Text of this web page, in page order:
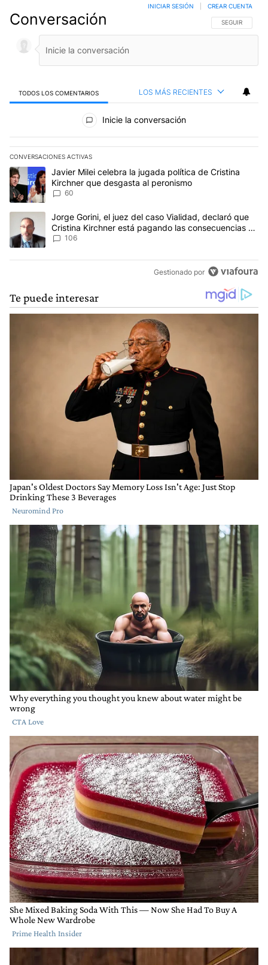
Conversación SIGA ESTA
SEGUIR
INICIAR SESIÓN CREAR CUENTA
TODOS LOS COMENTARIOS LOS MÁS RECIENTES
Todos los comentarios
Inicie la conversación
CONVERSACIONES ACTIVAS
Este listado muestra los artículos con más comentarios en los
Un artículo de tendencia con el título "Javier Milei celebra la
Javier Milei celebra la jugada política de Cristina
Kirchner que desgasta al peronismo
60
Un artículo de tendencia con el título "Jorge Gorini, el juez del
Jorge Gorini, el juez del caso Vialidad, declaró que
Cristina Kirchner está pagando las consecuencias de
cometer "un delito comprobado"
106
Gestionado por